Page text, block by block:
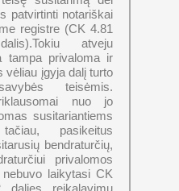
patvirtinti notariškai
registre (CK 4.81
atveju
tampa privaloma ir
vėliau įgyja dalį turto
teisėmis.
nuo jo
susitariantiems
pasikeitus
bendraturčių,
privalomos
laikytasi CK
reikalavimų